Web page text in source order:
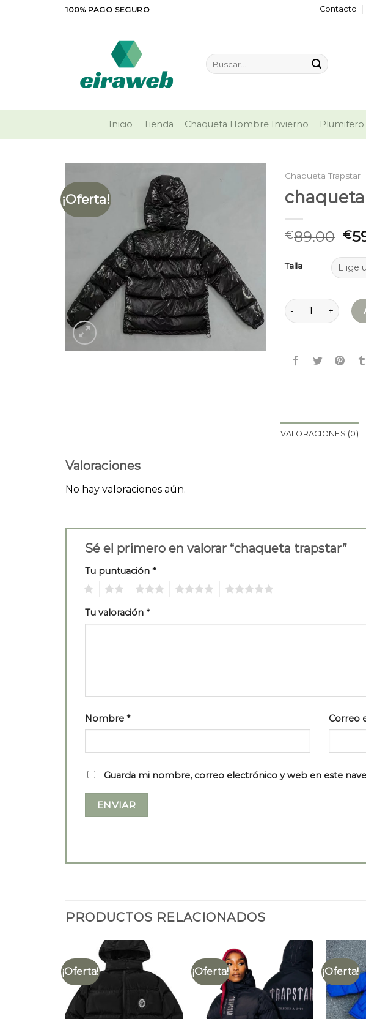
100% PAGO SEGURO Contacto
Buscar
por:
Inicio Tienda Chaqueta Hombre Invierno Plumifero
¡Oferta!
Chaqueta Trapstar
€89.00 €
Talla
chaqueta trapstar
VALORACIONES (0)
Valoraciones
No hay valoraciones aún.
Sé el primero en valorar “chaqueta trapstar”
Tu puntuación *
Tu valoración *
Nombre * Correo
Guarda mi nombre, correo electrónico y web en este
PRODUCTOS RELACIONADOS
¡Oferta! ¡Oferta! ¡Oferta!